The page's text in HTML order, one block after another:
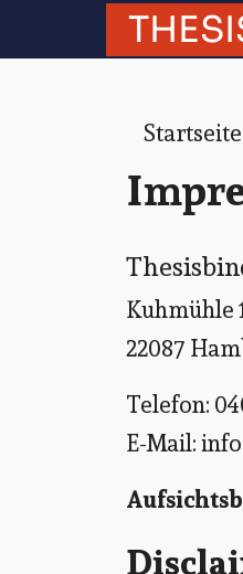
Startseite
Kuhmühle
22087
Telefon:
E-Mail: